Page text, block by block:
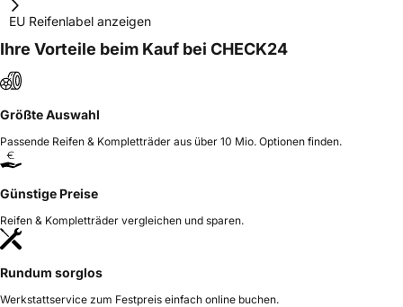
EU Reifenlabel anzeigen
Ihre Vorteile beim Kauf bei CHECK24
Größte Auswahl
Passende Reifen & Kompletträder aus über 10 Mio. Optionen finden.
Günstige Preise
Reifen & Kompletträder vergleichen und sparen.
Rundum sorglos
Werkstattservice zum Festpreis einfach online buchen.